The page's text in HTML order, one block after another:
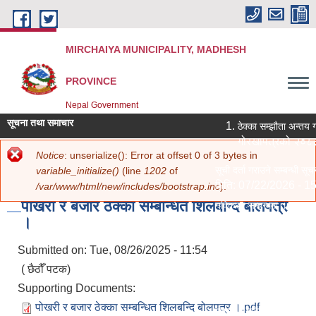
Skip to main content
MIRCHAIYA MUNICIPALITY, MADHESH
PROVINCE
Nepal Government
सूचना तथा समाचार ठेक्का सम्झौता अन्तय
गोरखापत्रको
सूची दर्ता गराउने सम्बन्धी
मिति: 07/22/2026 -
नविकरण सम्बन्धमा ।
पोखरी र हटिया बजार ठेक्का
Error message
Notice: unserialize(): Error at offset 0 of 3 bytes in
variable_initialize() (line 1202 of
/var/www/html/new/includes/bootstrap.inc).
You are here
Home »सूचना तथा जानकारी» पोखरी र बजार ठेक्का सम्बन्धित शिलबन्दि बोलपत्र ।
पोखरी र बजार ठेक्का सम्बन्धित शिलबन्दि बोलपत्र
।
Submitted on: Tue, 08/26/2025 - 11:54
( छैठौँ पटक)
Supporting Documents:
पोखरी र बजार ठेक्का सम्बन्धित शिलबन्दि बोलपत्र ।.pdf